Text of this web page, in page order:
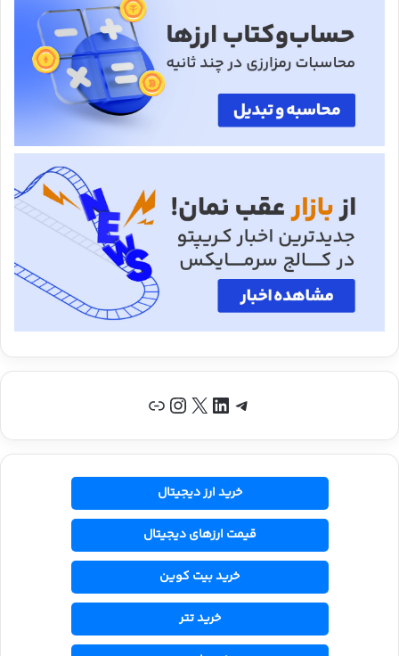
تلگرام لینکداین X اینستاگرم پیوند
خرید ارز دیجیتال
قیمت ارزهای دیجیتال
خرید بیت کوین
خرید تتر